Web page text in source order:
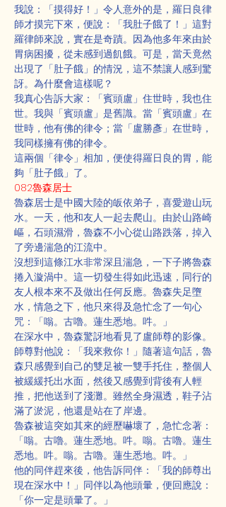
我說：「摸得好！」令人意外的是，羅日良律
師才摸完下來，便說：「我肚子餓了！」這對
羅律師來說，實在是奇蹟。因為他多年來由於
胃病困擾，從未感到過飢餓。可是，當天竟然
出現了「肚子餓」的情況，這不禁讓人感到驚
訝。為什麼會這樣呢？
我真心告訴大家：「賓頭盧」住世時，我也住
世。我與「賓頭盧」是舊識。當「賓頭盧」在
世時，他有佛的律令；當「盧勝彥」在世時，
我同樣擁有佛的律令。
這兩個「律令」相加，便使得羅日良的胃，能
夠「肚子餓」了。
082魯森居士
魯森居士是中國大陸的皈依弟子，喜愛遊山玩
水。一天，他和友人一起去爬山。由於山路崎
嶇，石頭濕滑，魯森不小心從山路跌落，掉入
了旁邊湍急的江流中。
沒想到這條江水非常深且湍急，一下子將魯森
捲入漩渦中。這一切發生得如此迅速，同行的
友人根本來不及做出任何反應。魯森失足墮
水，情急之下，他只來得及急忙念了一句心
咒：「嗡。古嚕。蓮生悉地。吽。」
在深水中，魯森驚訝地看見了盧師尊的影像。
師尊對他說：「我來救你！」隨著這句話，魯
森只感覺到自己的雙足被一雙手托住，整個人
被緩緩托出水面，然後又感覺到背後有人輕
推，把他送到了淺灘。雖然全身濕透，鞋子沾
滿了淤泥，他還是站在了岸邊。
魯森被這突如其來的經歷嚇壞了，急忙念著：
「嗡。古嚕。蓮生悉地。吽。嗡。古嚕。蓮生
悉地。吽。嗡。古嚕。蓮生悉地。吽。」
他的同伴趕來後，他告訴同伴：「我的師尊出
現在深水中！」同伴以為他頭暈，便回應說：
「你一定是頭暈了。」